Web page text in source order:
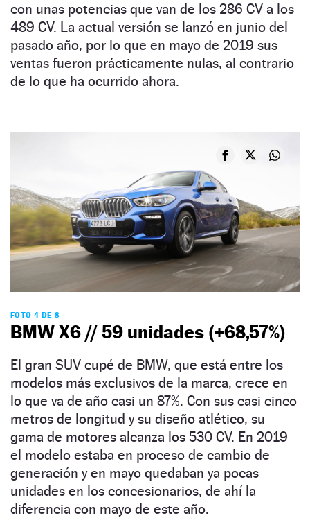
con unas potencias que van de los 286 CV a los
489 CV. La actual versión se lanzó en junio del
pasado año, por lo que en mayo de 2019 sus
ventas fueron prácticamente nulas, al contrario
de lo que ha ocurrido ahora.
FOTO 4 DE 8
BMW X6 // 59 unidades (+68,57%)
El gran SUV cupé de BMW, que está entre los
modelos más exclusivos de la marca, crece en
lo que va de año casi un 87%. Con sus casi cinco
metros de longitud y su diseño atlético, su
gama de motores alcanza los 530 CV. En 2019
el modelo estaba en proceso de cambio de
generación y en mayo quedaban ya pocas
unidades en los concesionarios, de ahí la
diferencia con mayo de este año.